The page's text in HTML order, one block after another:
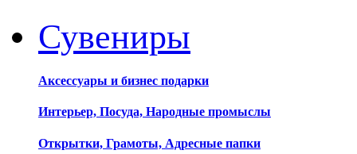
Сувениры
Аксессуары и бизнес подарки
Интерьер, Посуда, Народные промыслы
Открытки, Грамоты, Адресные папки